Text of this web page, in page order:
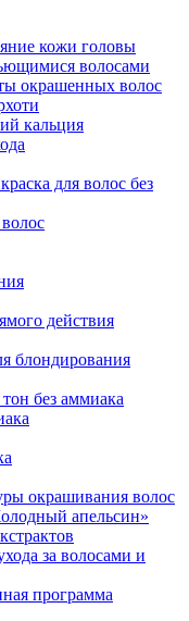
кожи головы
волосами
окрашенных волос
кальция
для волос без
действия
блондирования
без аммиака
окрашивания волос
апельсин»
за волосами и
программа